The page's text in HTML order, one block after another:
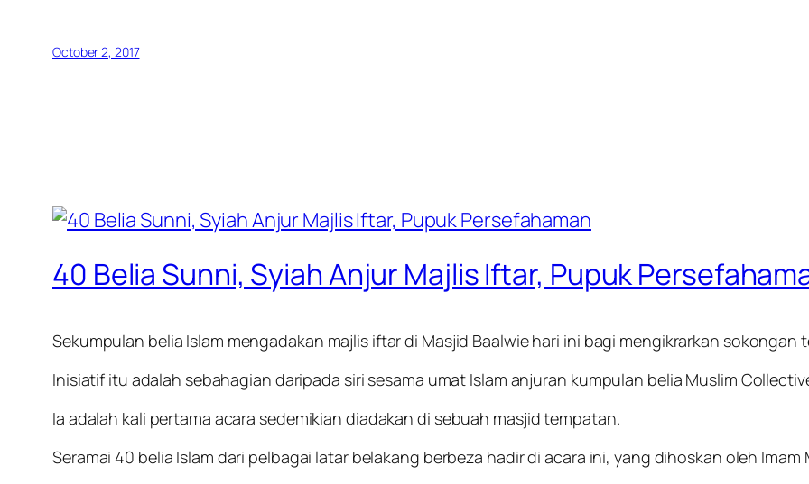
October 2, 2017
40 Belia Sunni, Syiah Anjur Majlis Iftar, Pupuk
Sekumpulan belia Islam mengadakan majlis iftar di Masjid Baalwie hari ini bagi mengikrarkan
Inisiatif itu adalah sebahagian daripada siri sesama umat Islam anjuran kumpulan belia Muslim
Ia adalah kali pertama acara sedemikian diadakan di sebuah masjid tempatan.
Seramai 40 belia Islam dari pelbagai latar belakang berbeza hadir di acara ini, yang dihoskan oleh Imam